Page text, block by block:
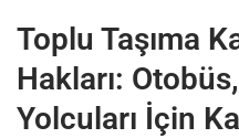
Toplu Taşıma
Hakları:
Yolcuları İçin